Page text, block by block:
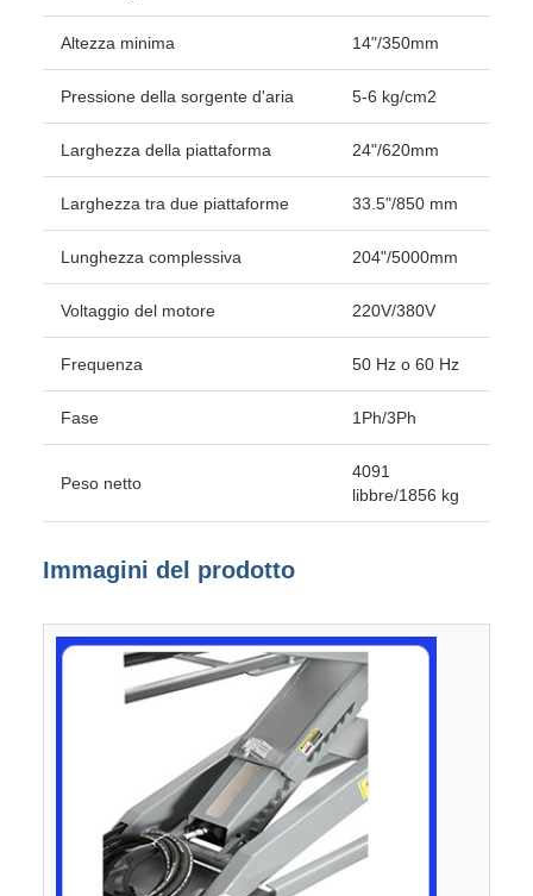
Altezza minima 14"/350mm
Pressione della sorgente d'aria 5-6 kg/cm2
Larghezza della piattaforma 24"/620mm
Larghezza tra due piattaforme 33.5"/850 mm
Lunghezza complessiva 204"/5000mm
Voltaggio del motore 220V/380V
Frequenza 50 Hz o 60 Hz
Fase 1Ph/3Ph
Peso netto
4091
libbre/1856 kg
Immagini del prodotto